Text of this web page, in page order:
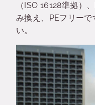
（ISO 16128準拠）
み換え、PEフリーで
い。